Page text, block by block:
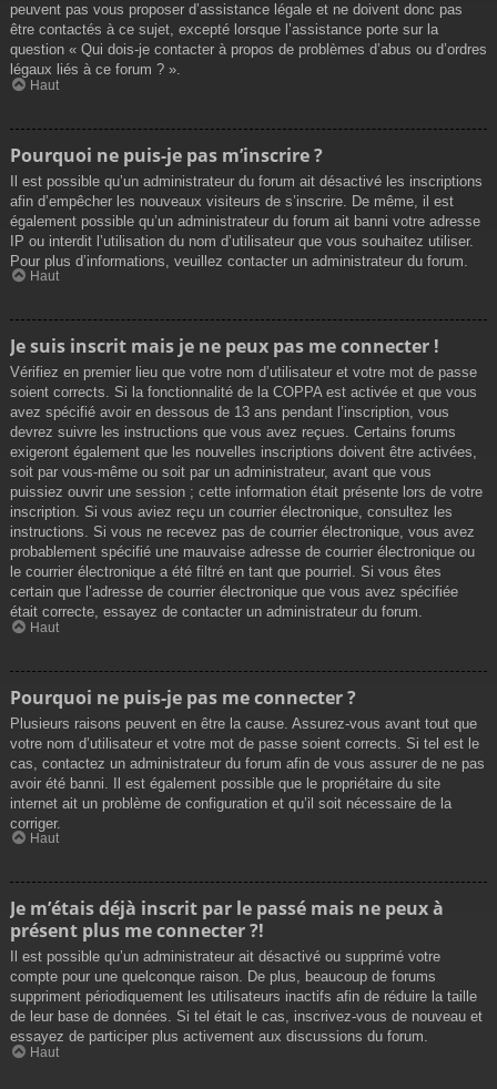
peuvent pas vous proposer d’assistance légale et ne doivent donc pas
être contactés à ce sujet, excepté lorsque l’assistance porte sur la
question « Qui dois-je contacter à propos de problèmes d’abus ou d’ordres
légaux liés à ce forum ? ».
Haut
Pourquoi ne puis-je pas m’inscrire ?
Il est possible qu’un administrateur du forum ait désactivé les inscriptions
afin d’empêcher les nouveaux visiteurs de s’inscrire. De même, il est
également possible qu’un administrateur du forum ait banni votre adresse
IP ou interdit l’utilisation du nom d’utilisateur que vous souhaitez utiliser.
Pour plus d’informations, veuillez contacter un administrateur du forum.
Haut
Je suis inscrit mais je ne peux pas me connecter !
Vérifiez en premier lieu que votre nom d’utilisateur et votre mot de passe
soient corrects. Si la fonctionnalité de la COPPA est activée et que vous
avez spécifié avoir en dessous de 13 ans pendant l’inscription, vous
devrez suivre les instructions que vous avez reçues. Certains forums
exigeront également que les nouvelles inscriptions doivent être activées,
soit par vous-même ou soit par un administrateur, avant que vous
puissiez ouvrir une session ; cette information était présente lors de votre
inscription. Si vous aviez reçu un courrier électronique, consultez les
instructions. Si vous ne recevez pas de courrier électronique, vous avez
probablement spécifié une mauvaise adresse de courrier électronique ou
le courrier électronique a été filtré en tant que pourriel. Si vous êtes
certain que l’adresse de courrier électronique que vous avez spécifiée
était correcte, essayez de contacter un administrateur du forum.
Haut
Pourquoi ne puis-je pas me connecter ?
Plusieurs raisons peuvent en être la cause. Assurez-vous avant tout que
votre nom d’utilisateur et votre mot de passe soient corrects. Si tel est le
cas, contactez un administrateur du forum afin de vous assurer de ne pas
avoir été banni. Il est également possible que le propriétaire du site
internet ait un problème de configuration et qu’il soit nécessaire de la
corriger.
Haut
Je m’étais déjà inscrit par le passé mais ne peux à
présent plus me connecter ?!
Il est possible qu’un administrateur ait désactivé ou supprimé votre
compte pour une quelconque raison. De plus, beaucoup de forums
suppriment périodiquement les utilisateurs inactifs afin de réduire la taille
de leur base de données. Si tel était le cas, inscrivez-vous de nouveau et
essayez de participer plus activement aux discussions du forum.
Haut